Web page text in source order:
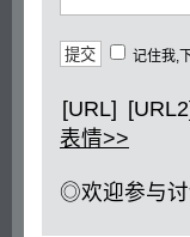
记住我,
[URL]
表情>>
◎欢迎参与讨